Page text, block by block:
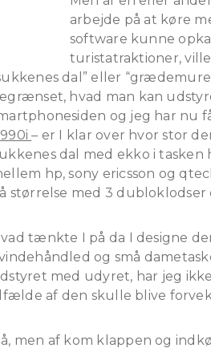
arbejde på at køre
software kunne
turistatraktioner,
dal” eller
hvad man kan
og jeg har nu
– er I klar over hvor stor
dal med ekko i tasken
hp, sony ericsson og
størrelse med 3 dubloklodser
tænkte I på da I designe
og små
med udyret, har jeg
af den skulle blive
men af kom klappen og